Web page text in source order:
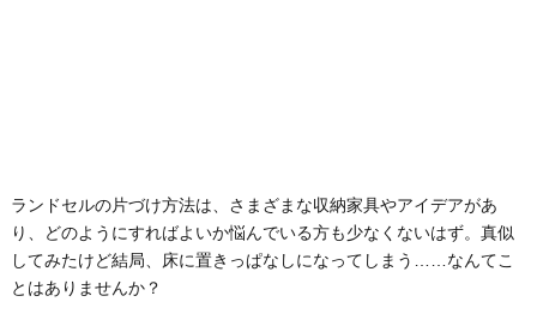
ランドセルの片づけ方法は、さまざまな収納家具やアイデアがあ
り、どのようにすればよいか悩んでいる方も少なくないはず。真似
してみたけど結局、床に置きっぱなしになってしまう……なんてこ
とはありませんか？